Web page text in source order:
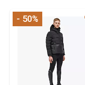
- 50%